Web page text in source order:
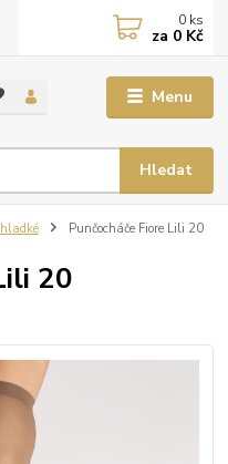
Menu
Hledat
0 ks
za 0 Kč
Punčocháče Fiore Lili 20
20